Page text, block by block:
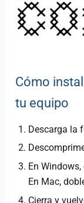
Cómo
tu equipo
Descarga la
En
En Mac,
Cierra y